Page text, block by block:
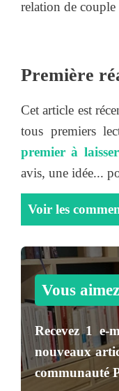
relation de couple
Première
Cet article est
tous premiers
premier à
avis, une idée...
Voir les
Vous
Recevez1 e-
nouveaux
communauté